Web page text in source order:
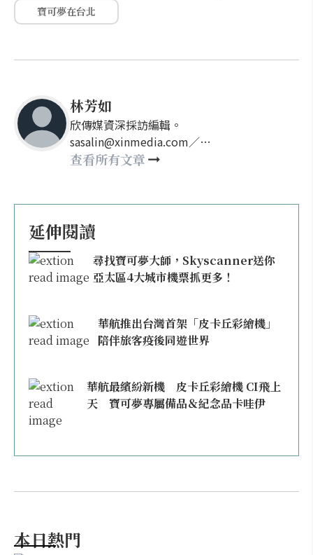
寶可夢在台北
林芳如
欣傳媒資深採訪編輯。
sasalin@xinmedia.com／
happy21917@gmail.com
查看所有文章
延伸閱讀
尋找寶可夢大師，Skyscanner送你
亞太區4大城市機票抓更多！
華航推出台灣首架「皮卡丘彩繪機」
陪伴旅客疫後同遊世界
華航最繽紛新機 皮卡丘彩繪機 CI飛上
天 寶可夢專屬備品＆紀念品卡哇伊
本日熱門